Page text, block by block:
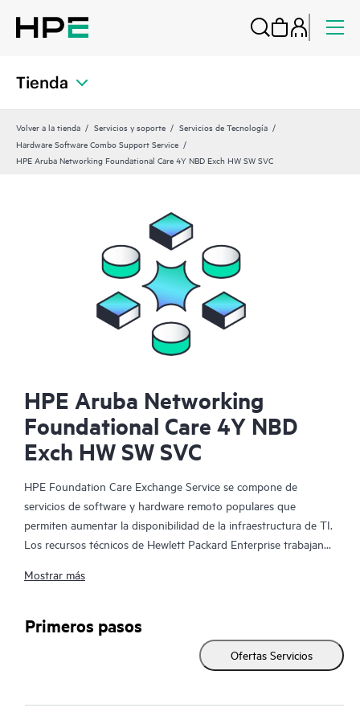
Tienda
Volver a la tienda Servicios y soporte
Servicios de Tecnología
Hardware Software Combo Support Service
HPE Aruba Networking Foundational Care 4Y NBD Exch HW SW SVC
HPE Aruba Networking
Foundational Care 4Y NBD
Exch HW SW SVC
HPE Foundation Care Exchange Service se compone de
servicios de software y hardware remoto populares que
permiten aumentar la disponibilidad de la infraestructura de TI.
Los recursos técnicos de Hewlett Packard Enterprise trabajan
software de tus productos de HPE.
La sustitución de hardware ofrece un servicio de intercambio
de piezas rápido y fiable para los productos elegibles de
Hewlett Packard Enterprise. Específicamente dirigido a los
Mostrar más
Primeros pasos
Ofertas Servicios